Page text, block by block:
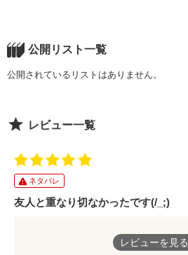
が立ち上げたサークル♪
公開リスト一覧
公開されているリストはありません。
レビュー一覧
ネタバレ
友人と重なり切なかったです(/_;)
未熟で残酷な10代の頃、
酷く荒れた中学で大変でしたね！
レビューを見る